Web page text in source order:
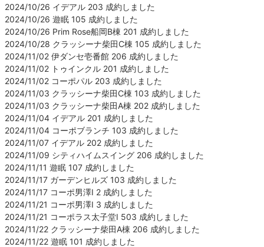
2024/10/26 イデアル 203 成約しました
2024/10/26 遊眠 105 成約しました
2024/10/26 Prim Rose船岡B棟 201 成約しました
2024/10/28 クラッシーナ柴田C棟 105 成約しました
2024/11/02 伊ダンセ壱番館 206 成約しました
2024/11/02 トゥインクル 201 成約しました
2024/11/02 コーポパル 203 成約しました
2024/11/03 クラッシーナ柴田C棟 103 成約しました
2024/11/03 クラッシーナ柴田A棟 202 成約しました
2024/11/04 イデアル 201 成約しました
2024/11/04 コーポブランチ 103 成約しました
2024/11/07 イデアル 202 成約しました
2024/11/09 シティハイムスイング 206 成約しました
2024/11/11 遊眠 107 成約しました
2024/11/17 ガーデンヒルズ 103 成約しました
2024/11/17 コーポ男澤Ⅰ 2 成約しました
2024/11/21 コーポ男澤Ⅰ 3 成約しました
2024/11/21 コーポラス太子堂Ⅰ 503 成約しました
2024/11/22 クラッシーナ柴田A棟 206 成約しました
2024/11/22 遊眠 101 成約しました